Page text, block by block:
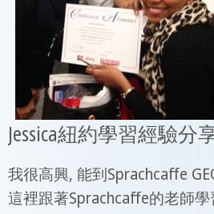
Jessica紐約學習經驗分
我很高興, 能到Sprachcaffe
這裡跟著Sprachcaffe的老師